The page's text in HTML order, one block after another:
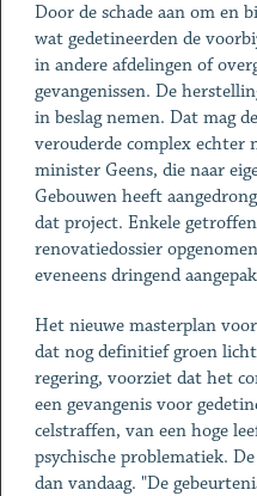
Door de schade aan om en
wat gedetineerden de
in andere afdelingen of
gevangenissen. De
in beslag nemen. Dat mag
verouderde complex echter
minister Geens, die naar
Gebouwen heeft
dat project. Enkele
renovatiedossier
eveneens dringend
Het nieuwe masterplan
dat nog definitief groen
regering, voorziet dat het
een gevangenis voor
celstraffen, van een hoge
psychische problematiek.
dan vandaag. "De